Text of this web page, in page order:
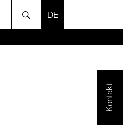
SPRACHE
Kontakt